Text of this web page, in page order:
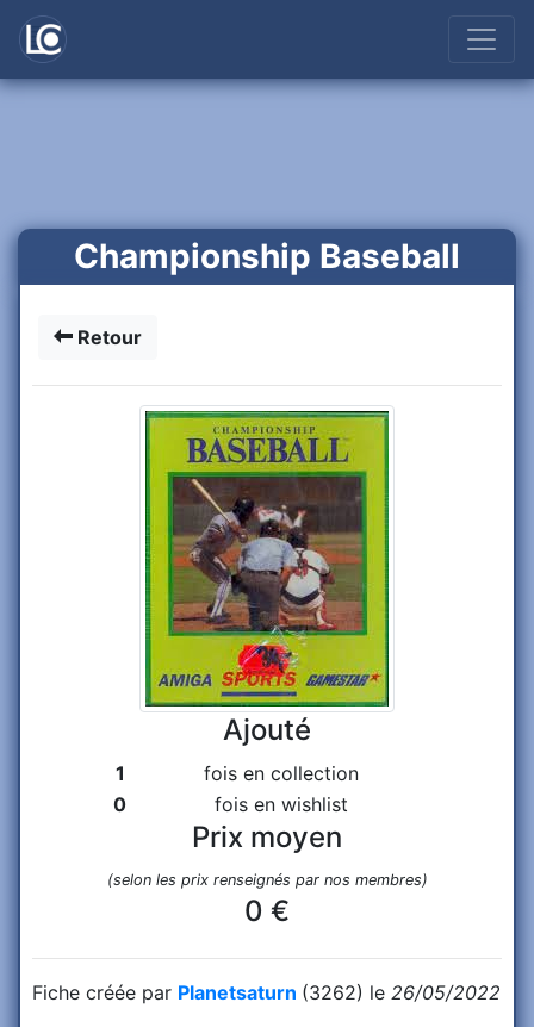
Championship Baseball
Retour
Ajouté
1
fois en collection
0
fois en wishlist
Prix moyen
(selon les prix renseignés par nos membres)
0 €
Fiche créée par Planetsaturn (3262) le 26/05/2022